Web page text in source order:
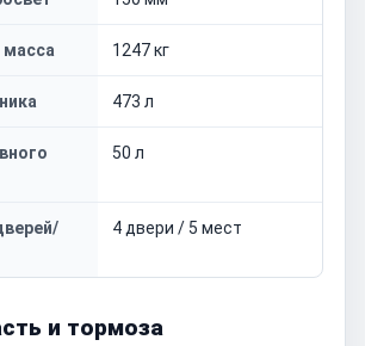
1247 кг
473 л
50 л
4 двери / 5 мест
и тормоза